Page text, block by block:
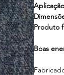
Produto
Boas